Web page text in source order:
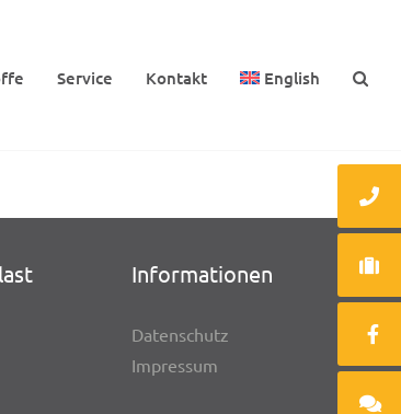
Service Kontakt English
Infor­ma­tio­nen
Daten­schutz
Impres­sum